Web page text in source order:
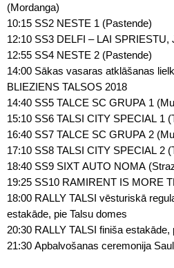
(Mordanga)
10:15 SS2 NESTE 1 (Pastende)
12:10 SS3 DELFI – LAI SPRIESTU,
12:55 SS4 NESTE 2 (Pastende)
14:00 Sākas vasaras atklāšanas
BLIEZIENS TALSOS 2018
14:40 SS5 TALCE SC GRUPA 1
15:10 SS6 TALSI CITY SPECIAL 1
16:40 SS7 TALCE SC GRUPA 2
17:10 SS8 TALSI CITY SPECIAL 2
18:40 SS9 SIXT AUTO NOMA
19:25 SS10 RAMIRENT IS MORE
18:00 RALLY TALSI vēsturiskā
estakāde, pie Talsu domes
20:30 RALLY TALSI finiša estakāde,
21:30 Apbalvošanas ceremonija